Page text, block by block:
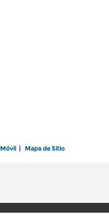
Mapa de Sitio